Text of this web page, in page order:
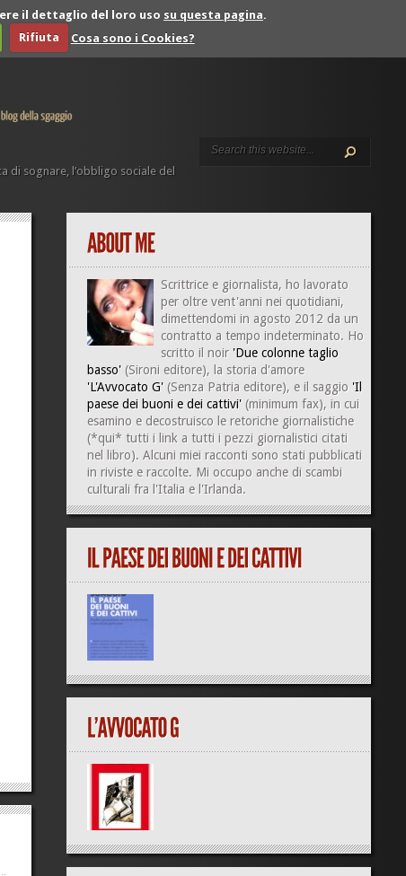
il dettaglio del loro uso su questa pagina.
Rifiuta Cosa sono i Cookies?
di sognare, l’obbligo sociale del
Scrittrice e giornalista, ho lavorato
per oltre vent'anni nei quotidiani,
dimettendomi in agosto 2012 da un
contratto a tempo indeterminato. Ho
scritto il noir 'Due colonne taglio
basso'(Sironi editore), la storia d'amore
'L'Avvocato G'(Senza Patria editore), e il saggio 'Il
paese dei buoni e dei cattivi'(minimum fax), in cui
esamino e decostruisco le retoriche giornalistiche
(*qui* tutti i link a tutti i pezzi giornalistici citati
nel libro). Alcuni miei racconti sono stati pubblicati
in riviste e raccolte. Mi occupo anche di scambi
culturalifra l'Italia e l'Irlanda.